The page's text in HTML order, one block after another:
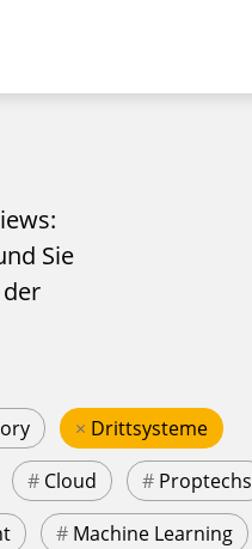
Sie
× Drittsysteme
# Cloud # Proptechs
# Machine Learning